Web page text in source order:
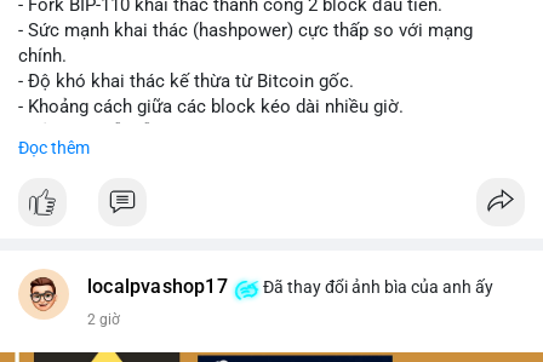
- Fork BIP-110 khai thác thành công 2 block đầu tiên.
- Sức mạnh khai thác (hashpower) cực thấp so với mạng
chính.
- Độ khó khai thác kế thừa từ Bitcoin gốc.
- Khoảng cách giữa các block kéo dài nhiều giờ.
#vlikevn #titanbot
Đọc thêm
localpvashop17 Đã thay đổi ảnh bìa của anh ấy
2 giờ